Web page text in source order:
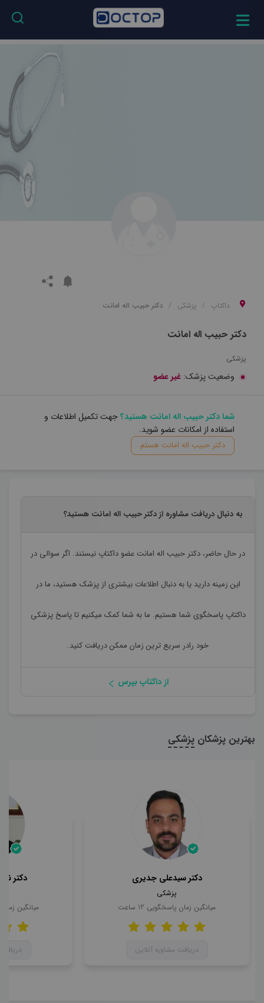
داکتاپ پزشکی دکتر حبیب اله امانت
دکتر حبیب اله امانت
پزشکی
وضعیت پزشک: غیر عضو
شما دکتر حبیب اله امانت هستید؟جهت تکمیل اطلاعات و
استفاده از امکانات عضو شوید.
دکتر حبیب اله امانت هستم
به دنبال دریافت مشاوره از دکتر حبیب اله امانت هستید؟
در حال حاضر، دکتر حبیب اله امانت عضو داکتاپ نیستند. اگر سوالی در
این زمینه دارید یا به دنبال اطلاعات بیشتری از پزشک هستید، ما در
داکتاپ پاسخگوی شما هستیم. ما به شما کمک میکنیم تا پاسخ پزشکی
خود رادر سریع ترین زمان ممکن دریافت کنید.
از داکتاپ بپرس
بهترین پزشکان پزشکی
دکتر سیدعلی جدیری
پزشکی
میانگین زمان پاسخگویی 12 ساعت
دریافت مشاوره آنلاین
دکتر
میانگین